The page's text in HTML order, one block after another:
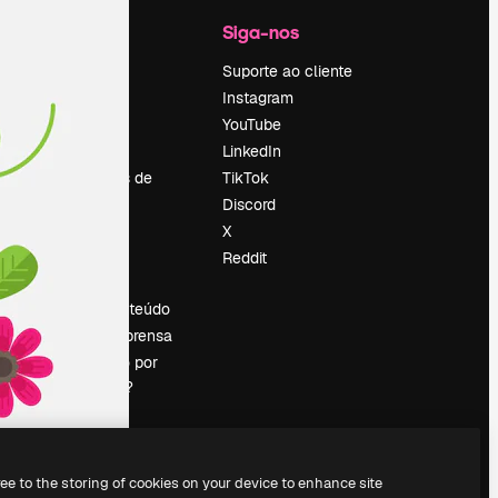
Sobre nós
Reviews
Tendências de
Vender conteúdo
Sala de imprensa
Procurando por
magnific.ai?
Siga-nos
Suporte ao cliente
Instagram
YouTube
LinkedIn
TikTok
Discord
X
Reddit
to the storing of cookies on your device to enhance site